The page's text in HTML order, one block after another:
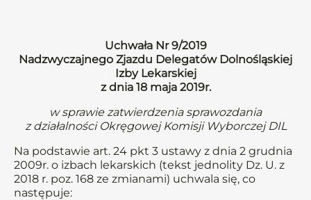
Uchwała Nr 9/2019
Nadzwyczajnego Zjazdu Delegatów Dolnośląskiej
Izby Lekarskiej
z dnia 18 maja 2019r.
w sprawie zatwierdzenia sprawozdania
z działalności Okręgowej Komisji Wyborczej DIL
Na podstawie art. 24 pkt 3 ustawy z dnia 2 grudnia
2009r. o izbach lekarskich (tekst jednolity Dz. U. z
2018 r. poz. 168 ze zmianami) uchwala się, co
następuje: